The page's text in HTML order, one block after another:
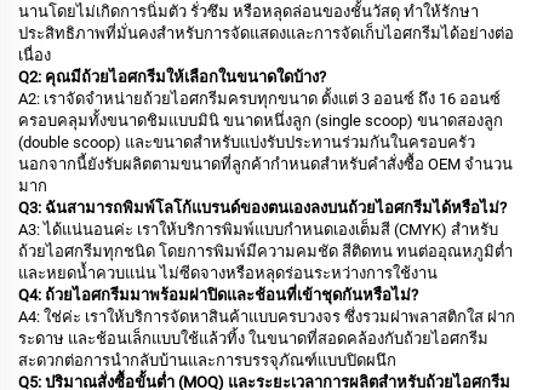
นานโดยไม่เกิดการนิ่มตัว รั่วซึม หรือหลุดล่อนของชั้นวัสดุ ทำให้รักษา
ประสิทธิภาพที่มั่นคงสำหรับการจัดแสดงและการจัดเก็บไอศกรีมได้อย่างต่อ
เนื่อง
Q2: คุณมีถ้วยไอศกรีมให้เลือกในขนาดใดบ้าง?
A2: เราจัดจำหน่ายถ้วยไอศกรีมครบทุกขนาด ตั้งแต่ 3 ออนซ์ ถึง 16 ออนซ์
ครอบคลุมทั้งขนาดชิมแบบมินิ ขนาดหนึ่งลูก (single scoop) ขนาดสองลูก
(double scoop) และขนาดสำหรับแบ่งรับประทานร่วมกันในครอบครัว
นอกจากนี้ยังรับผลิตตามขนาดที่ลูกค้ากำหนดสำหรับคำสั่งซื้อ OEM จำนวน
มาก
Q3: ฉันสามารถพิมพ์โลโก้แบรนด์ของตนเองลงบนถ้วยไอศกรีมได้หรือไม่?
A3: ได้แน่นอนค่ะ เราให้บริการพิมพ์แบบกำหนดเองเต็มสี (CMYK) สำหรับ
ถ้วยไอศกรีมทุกชนิด โดยการพิมพ์มีความคมชัด สีติดทน ทนต่ออุณหภูมิต่ำ
และหยดน้ำควบแน่น ไม่ซีดจางหรือหลุดร่อนระหว่างการใช้งาน
Q4: ถ้วยไอศกรีมมาพร้อมฝาปิดและช้อนที่เข้าชุดกันหรือไม่?
A4: ใช่ค่ะ เราให้บริการจัดหาสินค้าแบบครบวงจร ซึ่งรวมฝาพลาสติกใส ฝาก
ระดาษ และช้อนเล็กแบบใช้แล้วทิ้ง ในขนาดที่สอดคล้องกับถ้วยไอศกรีม
สะดวกต่อการนำกลับบ้านและการบรรจุภัณฑ์แบบปิดผนึก
Q5: ปริมาณสั่งซื้อขั้นต่ำ (MOQ) และระยะเวลาการผลิตสำหรับถ้วยไอศกรีม